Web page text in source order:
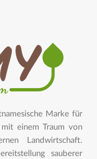
Marke für
einem Traum von
Landwirtschaft.
sauberer